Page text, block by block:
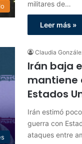
militares de…
Leer más »
Claudia
Irán baja
mantiene
Estados
Irán estimó
guerra con
ataques entre